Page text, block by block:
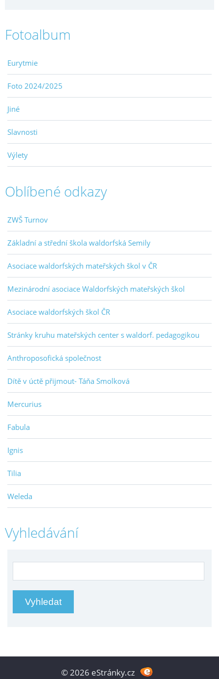
Fotoalbum
Eurytmie
Foto 2024/2025
Jiné
Slavnosti
Výlety
Oblíbené odkazy
ZWŠ Turnov
Základní a střední škola waldorfská Semily
Asociace waldorfských mateřských škol v ČR
Mezinárodní asociace Waldorfských mateřských škol
Asociace waldorfských škol ČR
Stránky kruhu mateřských center s waldorf. pedagogikou
Anthroposofická společnost
Dítě v úctě přijmout- Táňa Smolková
Mercurius
Fabula
Ignis
Tilia
Weleda
Vyhledávání
© 2026 eStránky.cz